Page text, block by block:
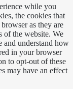
while you
the cookies that
as they are
of the website. We
and understand how
in your browser
to opt-out of these
may have an effect